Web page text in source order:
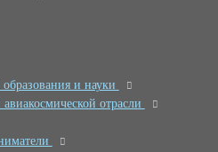
и науки
отрасли